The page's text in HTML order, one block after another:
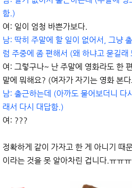
함.)
여: 일이 엄청 바쁜가보다.
남: 딱히 주말에 할 일이 없어서, 그냥
럼 주중에 좀 편해서 (왜 하냐고 묻길래
여: 그렇구나~ 난 주말에 영화라도 한
말에 뭐해요? (여자가 자기는 영화 본
남: 출근하는데 (아까도 물어보더니 다
래서 다시 대답함.)
여: ???
정확하게 같이 가자고 한 게 아니기 때
이라는 것을 못 알아차린 겁니다.ㅠㅠ